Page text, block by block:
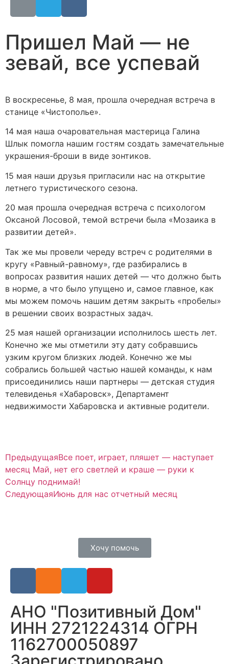
Пришел Май — не
зевай, все успевай
В воскресенье, 8 мая, прошла очередная встреча в
станице «Чистополье».
14 мая наша очаровательная мастерица Галина
Шлык помогла нашим гостям создать замечательные
украшения-броши в виде зонтиков.
15 мая наши друзья пригласили нас на открытие
летнего туристического сезона.
20 мая прошла очередная встреча с психологом
Оксаной Лосовой, темой встречи была «Мозаика в
развитии детей».
Так же мы провели череду встреч с родителями в
кругу «Равный-равному», где разбирались в
вопросах развития наших детей — что должно быть
в норме, а что было упущено и, самое главное, как
мы можем помочь нашим детям закрыть «пробелы»
в решении своих возрастных задач.
25 мая нашей организации исполнилось шесть лет.
Конечно же мы отметили эту дату собравшись
узким кругом близких людей. Конечно же мы
собрались большей частью нашей команды, к нам
присоединились наши партнеры — детская студия
телевиденья «Хабаровск», Департамент
недвижимости Хабаровска и активные родители.
ПредыдущаяВсе поет, играет, пляшет — наступает
месяц Май, нет его светлей и краше — руки к
Солнцу поднимай!
СледующаяИюнь для нас отчетный месяц
Хочу помочь
АНО "Позитивный Дом"
ИНН 2721224314 ОГРН
1162700050897